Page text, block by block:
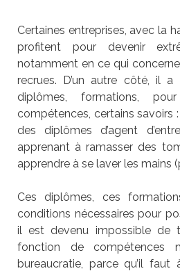
Certaines entreprises, avec la
profitent pour devenir
notamment en ce qui
recrues. D’un autre côté, il
diplômes, formations,
compétences, certains savoirs
des diplômes d’agent
apprenant à ramasser des
apprendre à se laver les mains
Ces diplômes, ces
conditions nécessaires pour
il est devenu impossible de
fonction de compétences
bureaucratie, parce qu’il